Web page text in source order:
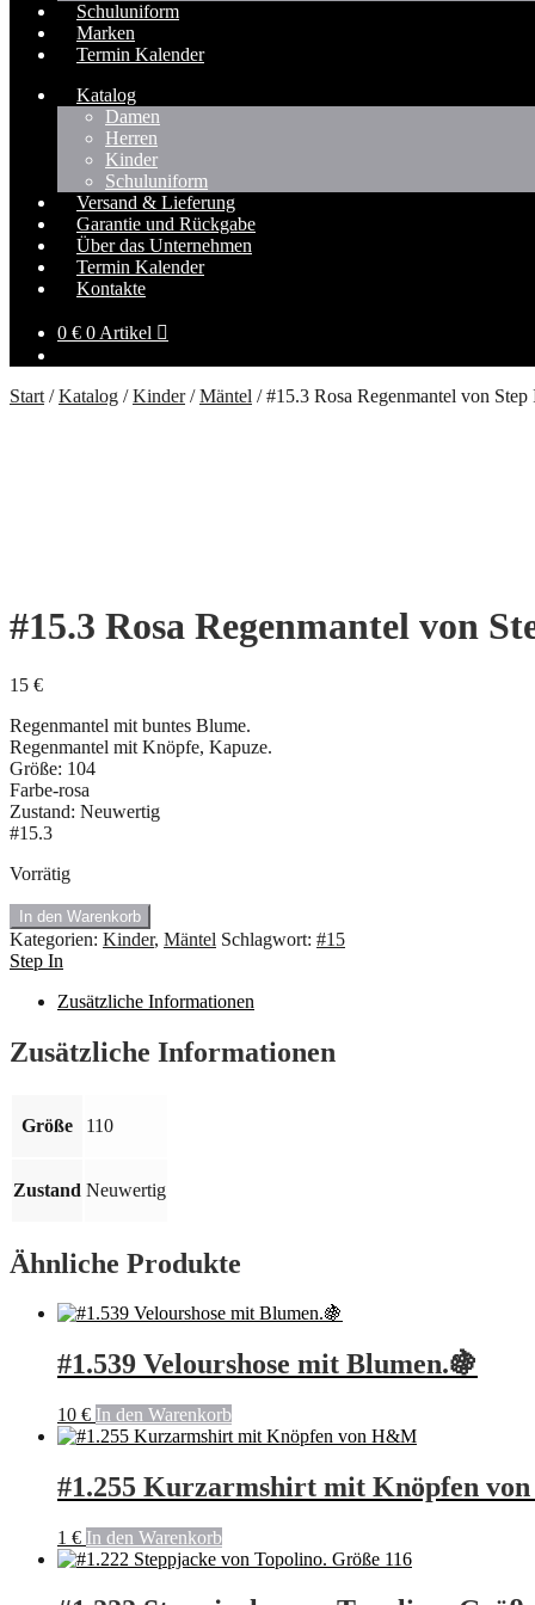
Schuluniform
Marken
Termin Kalender
Katalog
Damen
Herren
Kinder
Schuluniform
Versand & Lieferung
Garantie und Rückgabe
Über das Unternehmen
Termin Kalender
Kontakte
0 € 0 Artikel
Start /Katalog /Kinder/Mäntel /#15.3 Rosa Regenmantel von
#15.3 Rosa Regenmantel von
15 €
Regenmantel mit buntes Blume.
Regenmantel mit Knöpfe, Kapuze.
Größe: 104
Farbe-rosa
Zustand: Neuwertig
#15.3
Vorrätig
#15.3
Rosa
Regenmantel
von
Step
Größe
104
In den Warenkorb
Kategorien: Kinder, Mäntel Schlagwort: #15
Step In
Zusätzliche Informationen
Zusätzliche Informationen
Größe 110
Zustand Neuwertig
Ähnliche Produkte
#1.539 Velourshose mit Blumen.🍇
10 € In den Warenkorb
#1.255 Kurzarmshirt mit Knöpfen
1 € In den Warenkorb